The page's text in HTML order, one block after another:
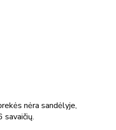
nėra sandėlyje,